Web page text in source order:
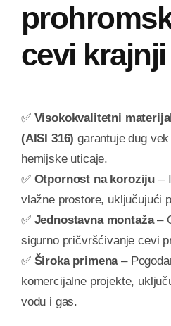
cevi krajnji
✅ Visokokvalitetni
(AISI 316) garantuje dug
hemijske uticaje.
✅ Otpornost na koroziju –
vlažne prostore, uključujući
✅ Jednostavna montaža–
sigurno pričvršćivanje cevi
✅ Široka primena–
komercijalne projekte,
vodu i gas.